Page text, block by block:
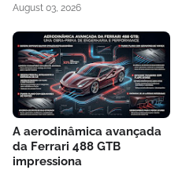
August 03, 2026
A aerodinâmica avançada
da Ferrari 488 GTB
impressiona